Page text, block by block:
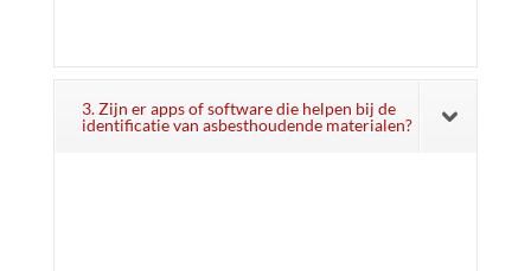
3. Zijn er apps of software die helpen bij de
identificatie van asbesthoudende materialen?